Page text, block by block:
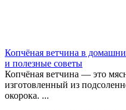
Копчёная ветчина в
и полезные советы
Копчёная ветчина — это
изготовленный из
окорока. ...